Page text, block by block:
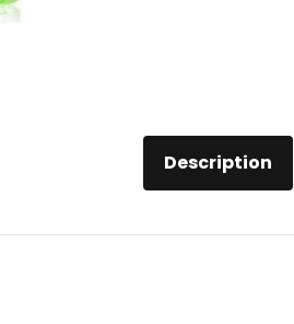
Description